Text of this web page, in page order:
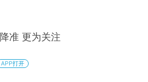
准 更为关注
APP打开